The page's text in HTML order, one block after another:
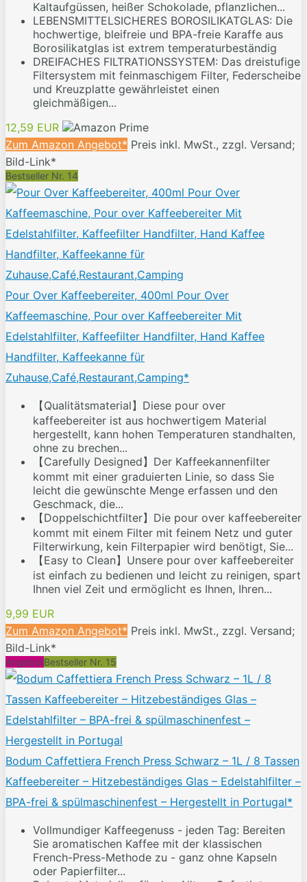
Kaltaufgüssen, heißer Schokolade, pflanzlichen...
LEBENSMITTELSICHERES BOROSILIKATGLAS: Die
hochwertige, bleifreie und BPA-freie Karaffe aus
Borosilikatglas ist extrem temperaturbeständig
DREIFACHES FILTRATIONSSYSTEM: Das dreistufige
Filtersystem mit feinmaschigem Filter, Federscheibe
und Kreuzplatte gewährleistet einen
gleichmäßigen...
12,59 EUR
Zum Amazon Angebot* Preis inkl. MwSt., zzgl. Versand;
Bild-Link*
Bestseller Nr. 14
Pour Over Kaffeebereiter, 400ml Pour Over
Kaffeemaschine, Pour over Kaffeebereiter Mit
Edelstahlfilter, Kaffeefilter Handfilter, Hand Kaffee
Handfilter, Kaffeekanne für
Zuhause,Café,Restaurant,Camping*
【Qualitätsmaterial】Diese pour over
kaffeebereiter ist aus hochwertigem Material
hergestellt, kann hohen Temperaturen standhalten,
ohne zu brechen...
【Carefully Designed】Der Kaffeekannenfilter
kommt mit einer graduierten Linie, so dass Sie
leicht die gewünschte Menge erfassen und den
Geschmack, die...
【Doppelschichtfilter】Die pour over kaffeebereiter
kommt mit einem Filter mit feinem Netz und guter
Filterwirkung, kein Filterpapier wird benötigt, Sie...
【Easy to Clean】Unsere pour over kaffeebereiter
ist einfach zu bedienen und leicht zu reinigen, spart
Ihnen viel Zeit und ermöglicht es Ihnen, Ihren...
9,99 EUR
Zum Amazon Angebot* Preis inkl. MwSt., zzgl. Versand;
Bild-Link*
AngebotBestseller Nr. 15
Bodum Caffettiera French Press Schwarz – 1L / 8 Tassen
Kaffeebereiter – Hitzebeständiges Glas – Edelstahlfilter –
BPA-frei & spülmaschinenfest – Hergestellt in Portugal*
Vollmundiger Kaffeegenuss - jeden Tag: Bereiten
Sie aromatischen Kaffee mit der klassischen
French-Press-Methode zu - ganz ohne Kapseln
oder Papierfilter...